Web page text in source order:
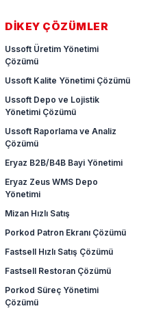
DİKEY ÇÖZÜMLER
Ussoft Üretim Yönetimi
Çözümü
Ussoft Kalite Yönetimi Çözümü
Ussoft Depo ve Lojistik
Yönetimi Çözümü
Ussoft Raporlama ve Analiz
Çözümü
Eryaz B2B/B4B Bayi Yönetimi
Eryaz Zeus WMS Depo
Yönetimi
Mizan Hızlı Satış
Porkod Patron Ekranı Çözümü
Fastsell Hızlı Satış Çözümü
Fastsell Restoran Çözümü
Porkod Süreç Yönetimi
Çözümü